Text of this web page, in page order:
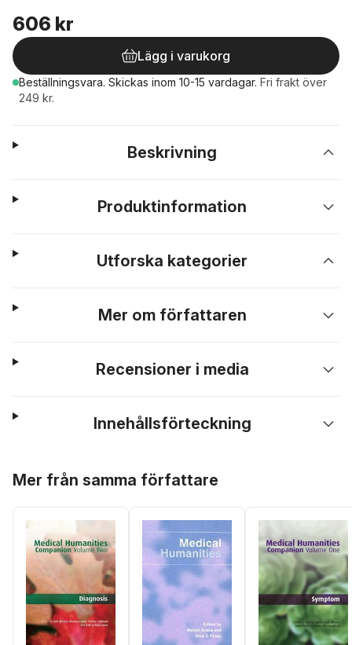
606 kr
Lägg i varukorg
Beställningsvara. Skickas inom 10-15 vardagar. Fri frakt över
249 kr.
Beskrivning
Produktinformation
Utforska kategorier
Mer om författaren
Recensioner i media
Innehållsförteckning
Mer från samma författare